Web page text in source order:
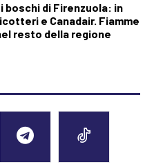
boschi di Firenzuola: in
e Canadair. Fiamme
resto della regione